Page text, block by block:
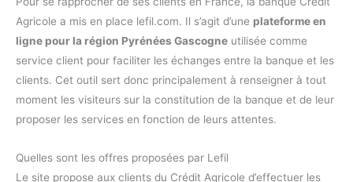
Agricole a mis en place lefil.com. Il s’agit d’une plateforme en
ligne pour la région Pyrénées Gascogne utilisée comme
service client pour faciliter les échanges entre la banque et les
clients. Cet outil sert donc principalement à renseigner à tout
moment les visiteurs sur la constitution de la banque et de leur
proposer les services en fonction de leurs attentes.
Quelles sont les offres proposées par Lefil
Le site propose aux clients du Crédit Agricole d’effectuer les